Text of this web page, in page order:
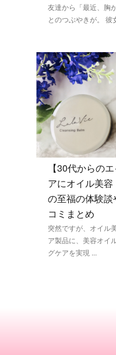
友達から「最近、胸
とのつぶやきが。 彼
【30代からの
アにオイル美
の至福の体験
コミまとめ
突然ですが、オイル
ア製品に、美容オイ
グケアを実現 ...